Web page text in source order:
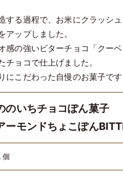
する過程で、お米にクラッシ
アップしました。
感の強いビターチョコ「クー
チョコで仕上げました。
にこだわった自慢のお菓子です
のいちチョコぽん菓子
ーモンドちょこぽん
個